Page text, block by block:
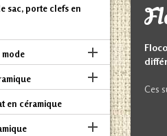
sac, porte clefs en
mode 

en céramique

Ces